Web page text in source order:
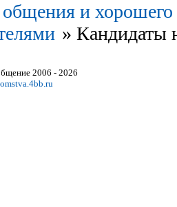
и хорошего
» Кандидаты
2006 - 2026